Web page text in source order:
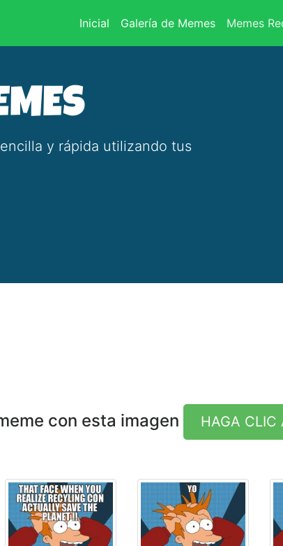
Inicial (current)
Galería de Memes Memes
y rápida utilizando tus
con esta imagen HAGA CLIC